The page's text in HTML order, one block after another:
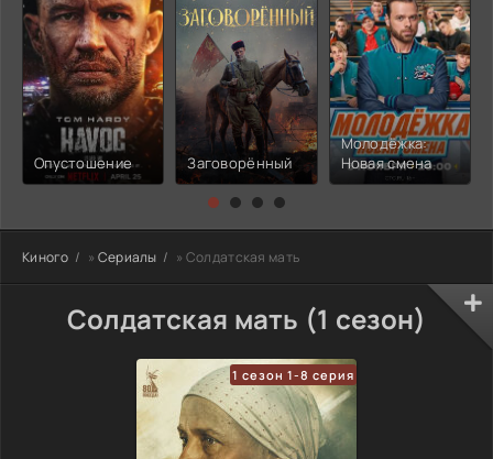
Опустошение Заговорённый
Молодёжка:
Новая смена
Киного » Сериалы » Солдатская мать
Солдатская мать (1 сезон)
1 сезон 1-8 серия